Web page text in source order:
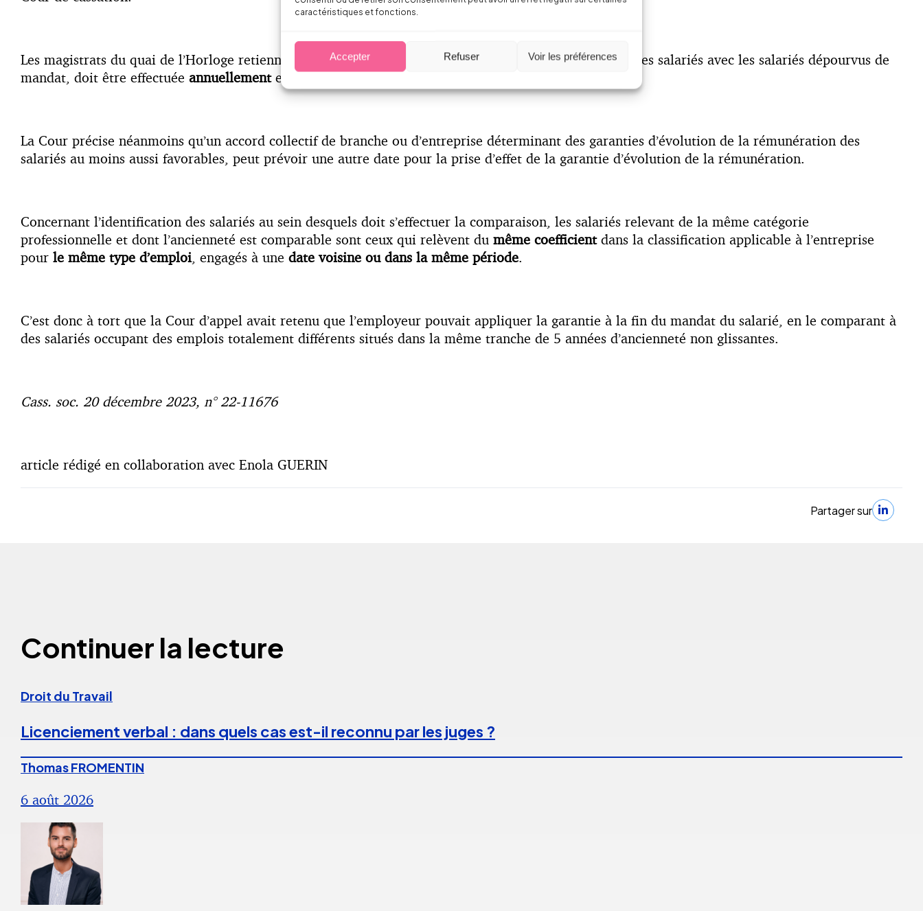
caractéristiques et fonctions.
Accepter Refuser Voir les préférences
Les magistrats du quai de l’Horloge retiennent que la comparaison de l’évolution de la rémunération des salariés avec les salariés dépourvus de
mandat, doit être effectuée annuellementet non à la fin du mandat.
La Cour précise néanmoins qu’un accord collectif de branche ou d’entreprise déterminant des garanties d’évolution de la rémunération des
salariés au moins aussi favorables, peut prévoir une autre date pour la prise d’effet de la garantie d’évolution de la rémunération.
Concernant l’identification des salariés au sein desquels doit s’effectuer la comparaison, les salariés relevant de la même catégorie
professionnelle et dont l’ancienneté est comparable sont ceux qui relèvent du même coefficientdans la classification applicable à l’entreprise
pour le même type d’emploi, engagés à une date voisine ou dans la même période.
C’est donc à tort que la Cour d’appel avait retenu que l’employeur pouvait appliquer la garantie à la fin du mandat du salarié, en le comparant à
des salariés occupant des emplois totalement différents situés dans la même tranche de 5 années d’ancienneté non glissantes.
Cass. soc. 20 décembre 2023, n° 22-11676
article rédigé en collaboration avec Enola GUERIN
Partager sur
Continuer la lecture
Droit du Travail
Licenciement verbal : dans quels cas est-il reconnu par les juges ?
Thomas FROMENTIN
6 août 2026